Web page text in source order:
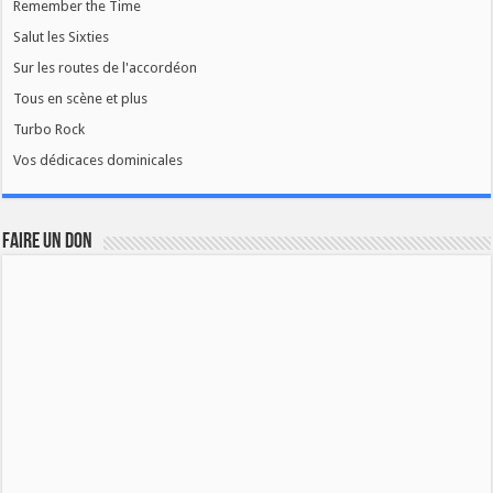
Remember the Time
Salut les Sixties
Sur les routes de l'accordéon
Tous en scène et plus
Turbo Rock
Vos dédicaces dominicales
FAIRE UN DON